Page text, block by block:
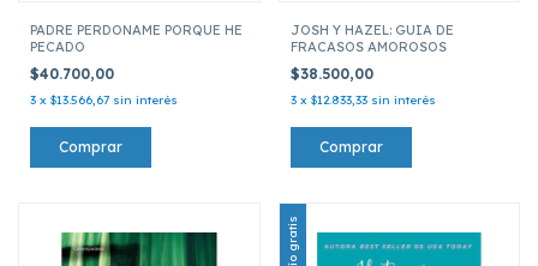
PADRE PERDONAME PORQUE HE
PECADO
$40.700,00
3 x $13.566,67 sin interés
JOSH Y HAZEL: GUIA DE
FRACASOS AMOROSOS
$38.500,00
3 x $12.833,33 sin interés